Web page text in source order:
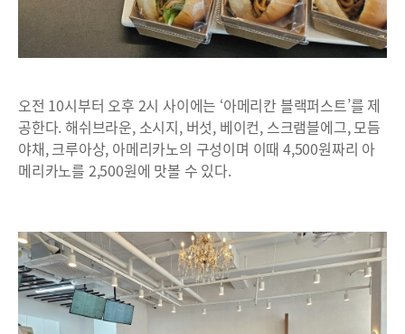
오전 10시부터 오후 2시 사이에는 ‘아메리칸 블랙퍼스트’를 제
공한다. 해쉬브라운, 소시지, 버섯, 베이컨, 스크램블에그, 모듬
야채, 크루아상, 아메리카노의 구성이며 이때 4,500원짜리 아
메리카노를 2,500원에 맛볼 수 있다.